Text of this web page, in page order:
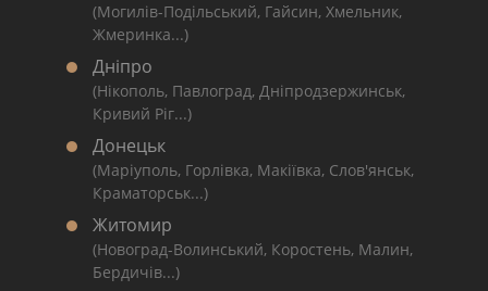
(Могилів-Подільський, Гайсин, Хмельник,
Жмеринка...)
Дніпро
(Нікополь, Павлоград, Дніпродзержинськ,
Кривий Ріг...)
Донецьк
(Маріуполь, Горлівка, Макіївка, Слов'янськ,
Краматорськ...)
Житомир
(Новоград-Волинський, Коростень, Малин,
Бердичів...)